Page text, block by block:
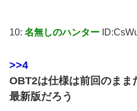
10: 名無しのハンター
>>4
OBT2は仕様は前回のまま
最新版だろう